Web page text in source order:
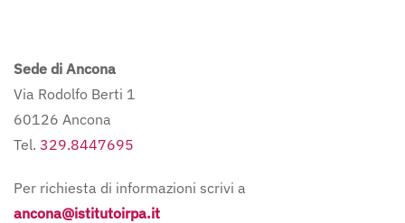
Sede di Ancona
Via Rodolfo Berti 1
60126 Ancona
Tel. 329.8447695
Per richiesta di informazioni scrivi a
ancona@istitutoirpa.it